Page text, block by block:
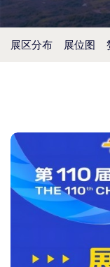
展区分布 展位图